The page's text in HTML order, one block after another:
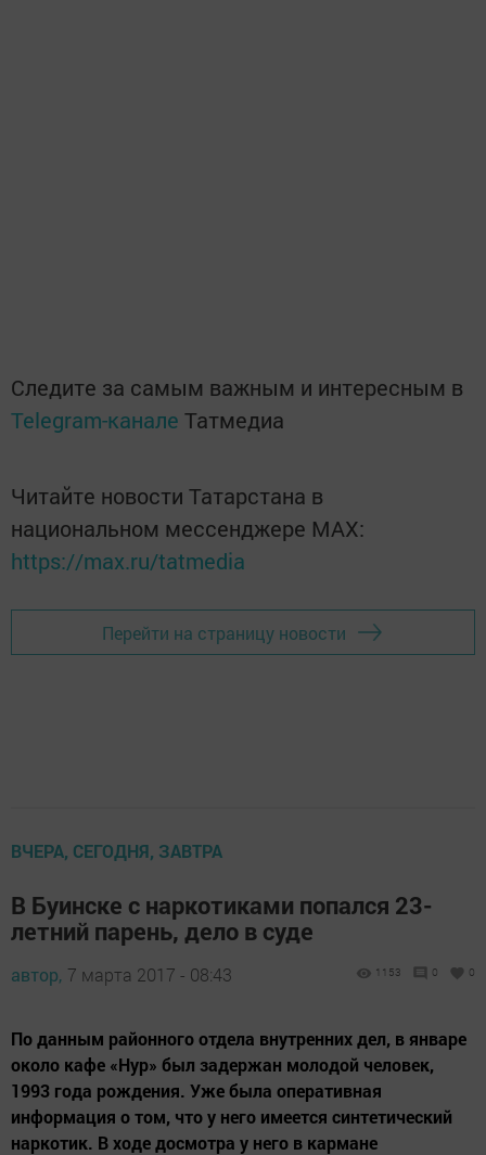
Следите за самым важным и интересным в
Telegram-канале Татмедиа
Читайте новости Татарстана в
национальном мессенджере MАХ:
https://max.ru/tatmedia
Перейти на страницу новости
ВЧЕРА, СЕГОДНЯ, ЗАВТРА
В Буинске с наркотиками попался 23-
летний парень, дело в суде
автор, 7 марта 2017 - 08:43 1153 0 0
По данным районного отдела внутренних дел, в январе
около кафе «Нур» был задержан молодой человек,
1993 года рождения. Уже была оперативная
информация о том, что у него имеется синтетический
наркотик. В ходе досмотра у него в кармане